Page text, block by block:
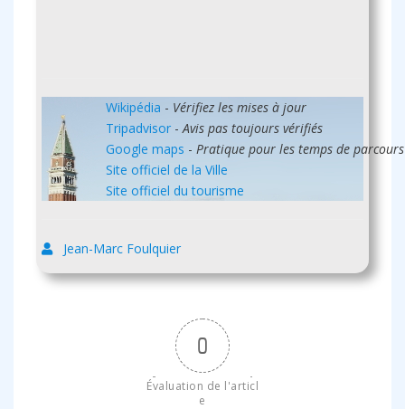
Wikipédia - Vérifiez les mises à jour
Tripadvisor -Avis pas toujours vérifiés
Google maps - Pratique pour les temps de parcours
Site officiel de la Ville
Site officiel du tourisme
Jean-Marc Foulquier
0
Évaluation de l'articl
e